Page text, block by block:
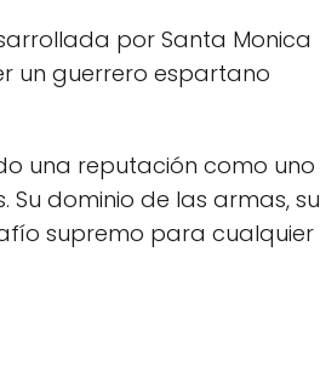
por Santa Monica
un guerrero espartano
una reputación como uno
dominio de las armas, su
supremo para cualquier